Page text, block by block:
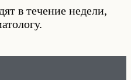
в течение недели,